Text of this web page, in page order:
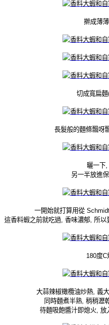
擀成薄
切成寬扁麵
長髮般的麵條飄呀
曬一下,
另一半放進
一開始就打算用從
這香料蝦之前就吃過, 香味濃郁, 所
180度C
大蒜辣椒橄欖油炒熱, 義
同時麵煮半熟, 稍稍瀝
待麵吸飽醬汁即熄火, 放